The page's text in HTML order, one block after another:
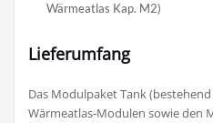
Wärmeatlas Kap. M2)
Lieferumfang
Das Modulpaket Tank
Wärmeatlas-Modulen sowie den